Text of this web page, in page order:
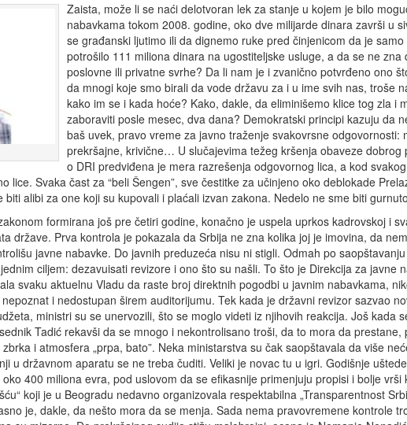
Zaista, može li se naći delotvoran lek za stanje u kojem je bilo
nabavkama tokom 2008. godine, oko dve milijarde dinara završi u
se građanski ljutimo ili da dignemo ruke pred činjenicom da je
potrošilo 111 miliona dinara na ugostiteljske usluge, a da se ne zna
poslovne ili privatne svrhe? Da li nam je i zvanično potvrđeno ono
da mnogi koje smo birali da vode državu za i u ime svih nas, troše
kako im se i kada hoće? Kako, dakle, da eliminišemo klice tog zla i
zaboraviti posle mesec, dva dana? Demokratski principi kazuju da
baš uvek, pravo vreme za javno traženje svakovrsne odgovornosti:
prekršajne, krivične… U slučajevima težeg kršenja obaveze dobrog
o DRI predviđena je mera razrešenja odgovornog lica, a kod
lice. Svaka čast za “beli Šengen”, sve čestitke za učinjeno oko deblokade
alibi za one koji su kupovali i plaćali izvan zakona. Nedelo ne sme biti
formirana još pre četiri godine, konačno je uspela uprkos kadrovskoj i
države. Prva kontrola je pokazala da Srbija ne zna kolika joj je imovina, da
javne nabavke. Do javnih preduzeća nisu ni stigli. Odmah po
ciljem: dezavuisati revizore i ono što su našli. To što je Direkcija za javne
svaku aktuelnu Vladu da raste broj direktnih pogodbi u javnim nabavkama,
i nedostupan širem auditorijumu. Tek kada je državni revizor sazvao
ministri su se unervozili, što se moglo videti iz njihovih reakcija. Još kada
Tadić rekavši da se mnogo i nekontrolisano troši, da to mora da prestane,
i atmosfera „prpa, bato”. Neka ministarstva su čak saopštavala da više
u državnom aparatu se ne treba čuditi. Veliki je novac tu u igri. Godišnje
400 miliona evra, pod uslovom da se efikasnije primenjuju propisi i bolje vrši
koji je u Beogradu nedavno organizovala respektabilna „Transparentnost
je, dakle, da nešto mora da se menja. Sada nema pravovremene kontrole